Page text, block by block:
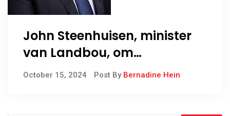
John Steenhuisen, minister
van Landbou, om
Wêreldvoedseldag in Noord-
October 15, 2024 Post By Bernadine Hein